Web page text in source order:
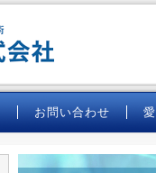
お問い合わせ